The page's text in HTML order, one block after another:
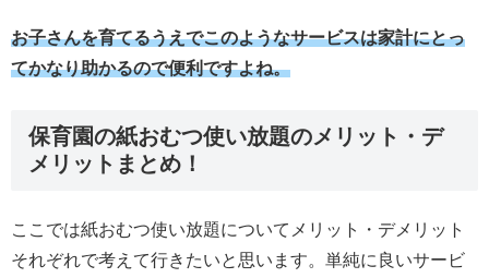
お子さんを育てるうえでこのようなサービスは家計にとっ
てかなり助かるので便利ですよね。
保育園の紙おむつ使い放題のメリット・デ
メリットまとめ！
ここでは紙おむつ使い放題についてメリット・デメリット
それぞれで考えて行きたいと思います。単純に良いサービ